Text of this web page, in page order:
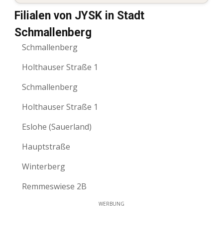
Filialen von JYSK in Stadt
Schmallenberg
Schmallenberg
Holthauser Straße 1
Schmallenberg
Holthauser Straße 1
Eslohe (Sauerland)
Hauptstraße
Winterberg
Remmeswiese 2B
WERBUNG